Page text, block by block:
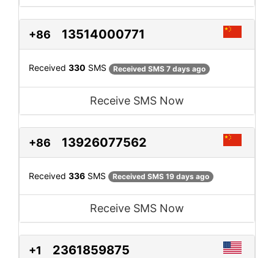
+86 13514000771
Received 330 SMS Received SMS 7 days ago
Receive SMS Now
+86 13926077562
Received 336 SMS Received SMS 19 days ago
Receive SMS Now
+1 2361859875